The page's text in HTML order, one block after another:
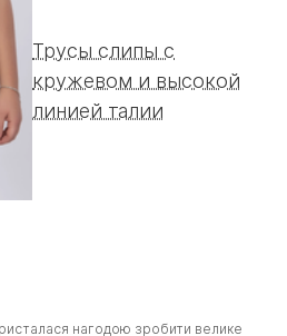
Трусы слипы с
кружевом и высокой
линией талии
нагодою зробити велике
нагодою зробити велике